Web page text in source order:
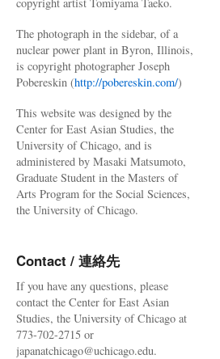
The photograph in the sidebar, of a
nuclear power plant in Byron, Illinois,
is copyright photographer Joseph
Pobereskin (http://pobereskin.com/)
This website was designed by the
Center for East Asian Studies, the
University of Chicago, and is
administered by Masaki Matsumoto,
Graduate Student in the Masters of
Arts Program for the Social Sciences,
the University of Chicago.
Contact / 連絡先
If you have any questions, please
contact the Center for East Asian
Studies, the University of Chicago at
773-702-2715 or
japanatchicago@uchicago.edu.